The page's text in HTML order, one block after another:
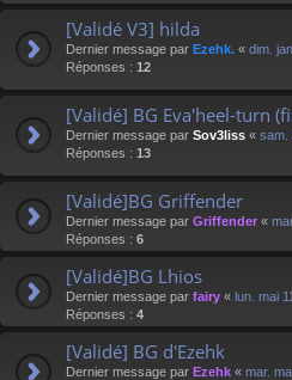
[Validé V3] hilda
Dernier message par Ezehk. « dim.
Réponses : 12
[Validé] BG Eva'heel-turn
Dernier message par Sov3liss « sam.
Réponses : 13
[Validé]BG Griffender
Dernier message par Griffender «
Réponses : 6
[Validé]BG Lhios
Dernier message par fairy « lun. mai
Réponses : 4
[Validé] BG d'Ezehk
Dernier message par Ezehk « mar.